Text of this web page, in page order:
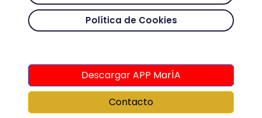
Política de Cookies
Descargar APP MarÍA
Contacto